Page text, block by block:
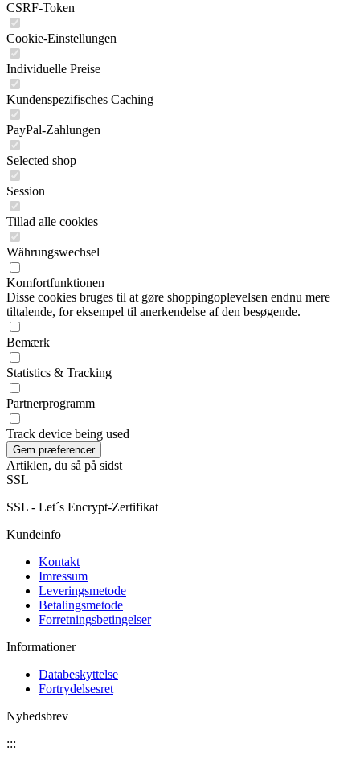
CSRF-Token
Cookie-Einstellungen
Individuelle Preise
Kundenspezifisches Caching
PayPal-Zahlungen
Selected shop
Session
Tillad alle cookies
Währungswechsel
Komfortfunktionen
Disse cookies bruges til at gøre shoppingoplevelsen endnu mere
tiltalende, for eksempel til anerkendelse af den besøgende.
Bemærk
Statistics & Tracking
Partnerprogramm
Track device being used
Artiklen, du så på sidst
SSL
SSL - Let´s Encrypt-Zertifikat
Kundeinfo
Kontakt
Imressum
Leveringsmetode
Betalingsmetode
Forretningsbetingelser
Informationer
Databeskyttelse
Fortrydelsesret
Nyhedsbrev
:::